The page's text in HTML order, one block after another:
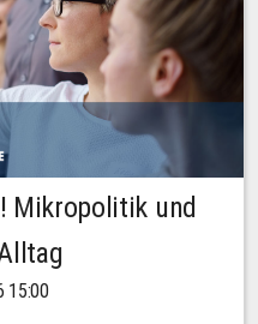
Mikropolitik und
15:00